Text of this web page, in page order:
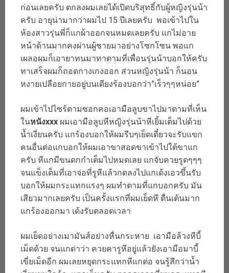
ก่อนเลยครับ ตกลงผมเลยได้เปิดบริสุทธิ์กับผู้หญิงรุ่นน้า
ครับ อายุน่ามากว่าผมไป 15 ปีเลยครับ พอเข้าไปใน
ห้องสาวรุ่นพี่ก็แกผ้าออกจนหมดเลยครับ แกไม่อาย
หน้าด้านมากคงผ่านผู้ชายมาอย่างโซกโซน พอแก
เผลอผมก็เอายาทนมาทาตามที่เพื่อนรุ่นน้าบอกให้ครับ
ทาเสร็จผมก็ถอดกางเกงออก ส่วนหญิงรุ่นน้า ก็นอน
หงายเปลือยกายอยู่บนเตียงร้องบอกว่า”เร็วๆๆหน่อย”
ผมเข้าไปไซร้ตามซอกคอเอามือลูบขาไปมาตามที่เห็น
ในหนังxxx ผมเอามือลูบหีหญิงรุ่นน้าหีเยิ้มเต็มไปด้วย
น้ำเงี่ยนครับ แกร้องบอกให้ผมรีบๆเย็ดเดี๋ยวจะรับแขก
คนอื่นต่อแกบอกให้ผมเอาขาสอดขาเข้าไปใต้ขาแก
ครับ หีแกมีขนดกกำเต็มไปหมดเลย แกจับควยรูดๆๆๆ
จนแข็งเต็มที่เอาจ่อที่รูหีแล้วกดลงไปแกเด้งเอวขึ้นรับ
บอกให้ผมกระแทกแรงๆ ผมทำตามที่แกบอกครับ มัน
เสียวมากเลยครับ เป็นครั้งแรกที่ผมเย็ดหี ตื่นเต้นมาก
แกร้องออกมา เด้งรับตลอดเวลา
ผมเย็ดอย่างเมามันส์อย่างหื่นกระหาย เอามือล้วงหีบี้
เม็ดด้วย จนแกด่าว่า ควยคารูหีอยู่แล้วยังเอามือมาบี้
เขี่ยเม็ดอีก ผมเลยหยุดกระแทกหีแกต่อ จนรู้สึกว่าน้ำ